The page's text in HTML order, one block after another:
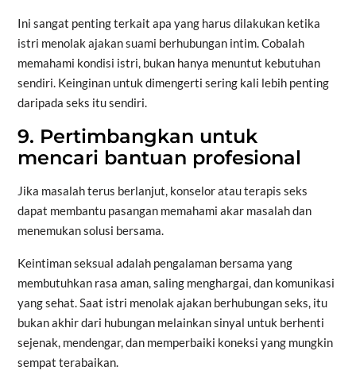
Ini sangat penting terkait apa yang harus dilakukan ketika
istri menolak ajakan suami berhubungan intim. Cobalah
memahami kondisi istri, bukan hanya menuntut kebutuhan
sendiri. Keinginan untuk dimengerti sering kali lebih penting
daripada seks itu sendiri.
9. Pertimbangkan untuk
mencari bantuan profesional
Jika masalah terus berlanjut, konselor atau terapis seks
dapat membantu pasangan memahami akar masalah dan
menemukan solusi bersama.
Keintiman seksual adalah pengalaman bersama yang
membutuhkan rasa aman, saling menghargai, dan komunikasi
yang sehat. Saat istri menolak ajakan berhubungan seks, itu
bukan akhir dari hubungan melainkan sinyal untuk berhenti
sejenak, mendengar, dan memperbaiki koneksi yang mungkin
sempat terabaikan.